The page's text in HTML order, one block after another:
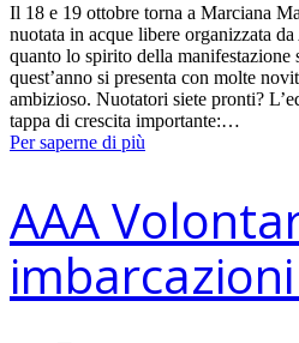
Il 18 e 19 ottobre torna a Marciana
nuotata in acque libere organizzata
quanto lo spirito della manifestazione
quest’anno si presenta con molte
ambizioso. Nuotatori siete pronti?
tappa di crescita importante:…
Per saperne di più
AAA